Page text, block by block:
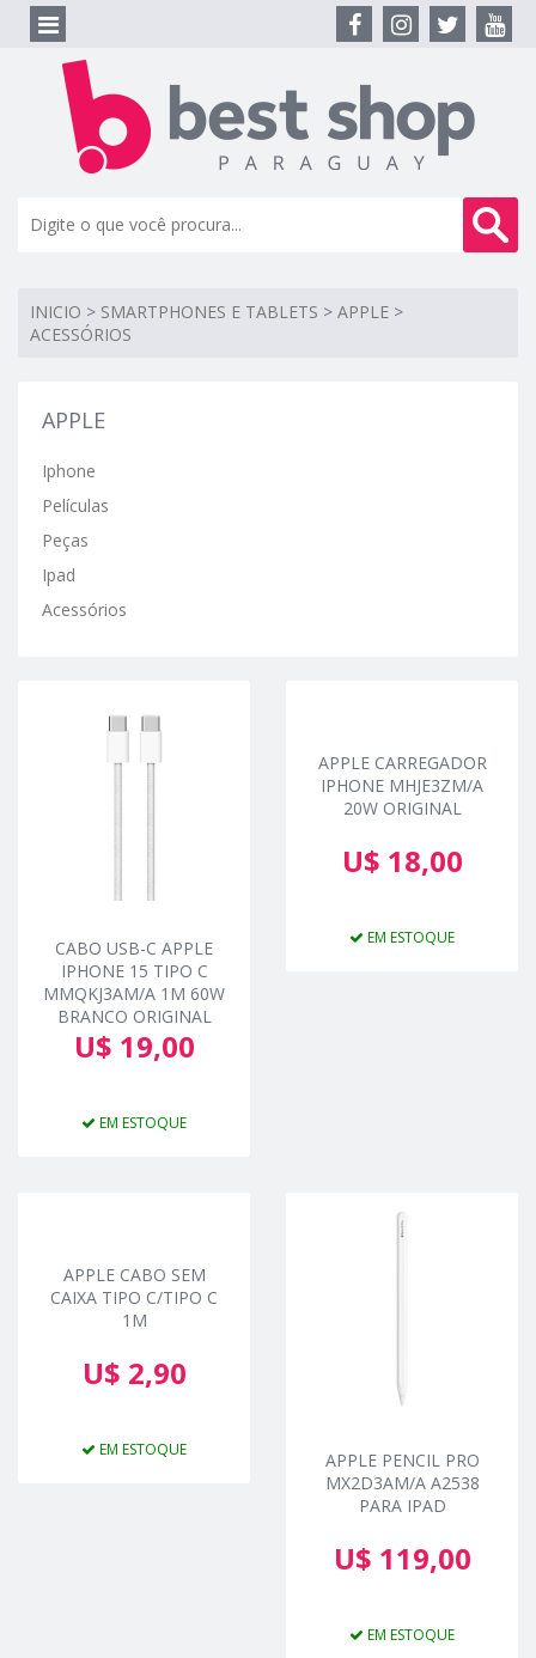
INICIO > SMARTPHONES E TABLETS > APPLE >
ACESSÓRIOS
APPLE
Iphone
Películas
Peças
Ipad
Acessórios
CABO USB-C APPLE
IPHONE 15 TIPO C
MMQKJ3AM/A 1M 60W
BRANCO ORIGINAL
U$ 19,00
EM ESTOQUE
APPLE CARREGADOR
IPHONE MHJE3ZM/A
20W ORIGINAL
U$ 18,00
EM ESTOQUE
APPLE CABO SEM
CAIXA TIPO C/TIPO C
1M
U$ 2,90
EM ESTOQUE
APPLE PENCIL PRO
MX2D3AM/A A2538
PARA IPAD
U$ 119,00
EM ESTOQUE